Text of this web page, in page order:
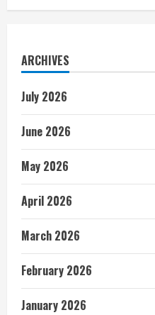
ARCHIVES
July 2026
June 2026
May 2026
April 2026
March 2026
February 2026
January 2026